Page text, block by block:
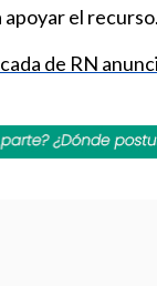
el recurso.
de RN